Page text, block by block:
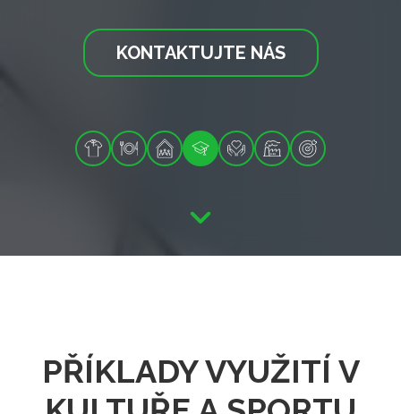
KONTAKTUJTE NÁS
PŘÍKLADY VYUŽITÍ V